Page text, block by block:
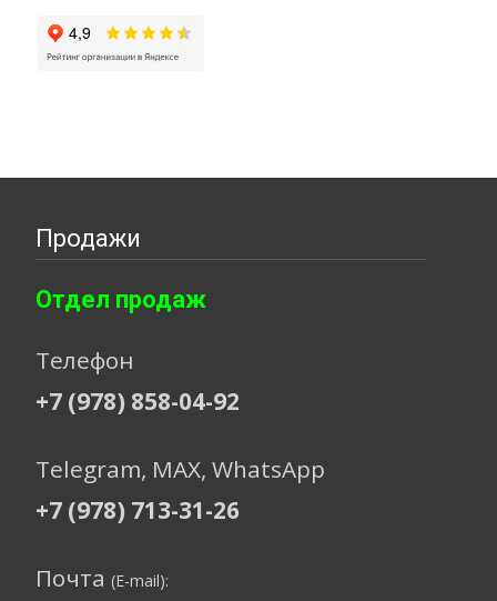
Продажи
Отдел продаж
Телефон
+7 (978) 858-04-92
Telegram, МАХ, WhatsApp
+7 (978) 713-31-26
Почта (E-mail):